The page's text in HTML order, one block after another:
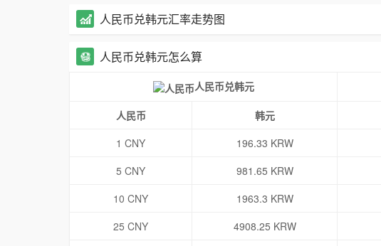
人民币兑韩元汇率走势图
人民币兑韩元怎么算
人民币兑韩元
人民币 韩元
1 CNY
196.33 KRW
5 CNY
981.65 KRW
10 CNY
1963.3 KRW
25 CNY
4908.25 KRW